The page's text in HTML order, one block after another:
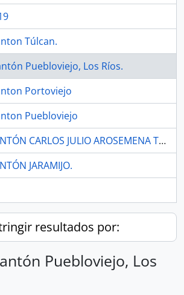
Túlcan.
Puebloviejo, Los Ríos.
Portoviejo
Puebloviejo
17 AÑOS CANTÓN CARLOS JULIO AROSEMENA TOLA.
JARAMIJO.
resultados por:
Puebloviejo, Los